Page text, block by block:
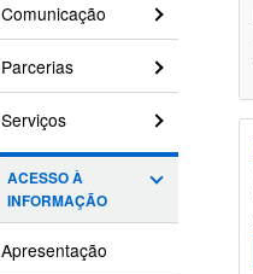
Comunicação
Parcerias
Serviços
ACESSO À
INFORMAÇÃO
Apresentação